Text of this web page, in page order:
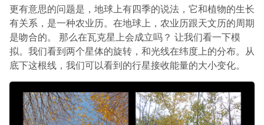
更有意思的问题是，地球上有四季的说法，它和植物的生长
有关系，是一种农业历。在地球上，农业历跟天文历的周期
是吻合的。 那么在瓦克星上会成立吗？ 让我们看一下模
拟。我们看到两个星体的旋转，和光线在纬度上的分布。从
底下这根线，我们可以看到的行星接收能量的大小变化。